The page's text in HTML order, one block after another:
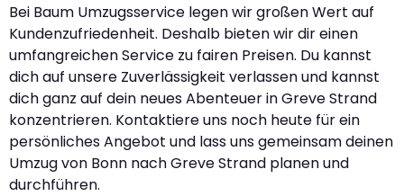
Bei Baum Umzugsservice legen wir großen Wert auf
Kundenzufriedenheit. Deshalb bieten wir dir einen
umfangreichen Service zu fairen Preisen. Du kannst
dich auf unsere Zuverlässigkeit verlassen und kannst
dich ganz auf dein neues Abenteuer in Greve Strand
konzentrieren. Kontaktiere uns noch heute für ein
persönliches Angebot und lass uns gemeinsam deinen
Umzug von Bonn nach Greve Strand planen und
durchführen.